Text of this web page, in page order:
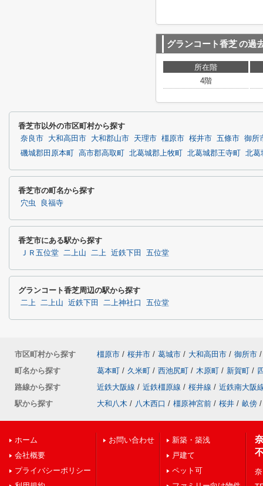
グランコート香芝の過
所在階
4階
香芝市以外の市区町村から探す
奈良市 大和高田市 大和郡山市 天理市 橿原市 桜井市 五條市 御所
磯城郡田原本町
高市郡高取町 北葛城郡上牧町 北葛城郡王寺町 北葛
香芝市の町名から探す
穴虫 良福寺
香芝市にある駅から探す
ＪＲ五位堂 二上山 二上 近鉄下田 五位堂
グランコート香芝周辺の駅から探す
二上 二上山 近鉄下田 二上神社口 五位堂
市区町村から探す 橿原市 / 桜井市 / 葛城市 / 大和高田市 / 御所市 /
町名から探す
葛本町 / 久米町 / 西池尻町 / 木原町 / 新賀町 /
路線から探す
近鉄大阪線 / 近鉄橿原線 / 桜井線 / 近鉄南大阪
駅から探す
大和八木 / 八木西口 / 橿原神宮前 / 桜井 / 畝傍 /
ホーム
会社概要
プライバシーポリシー
お問い合わせ
新築・築浅
戸建て
ペット可